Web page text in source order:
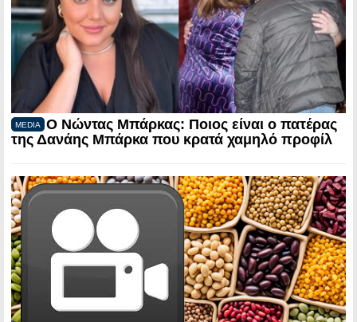
MEDIA
Ο Νώντας Μπάρκας: Ποιος είναι ο πατέρας
της Δανάης Μπάρκα που κρατά χαμηλό προφίλ